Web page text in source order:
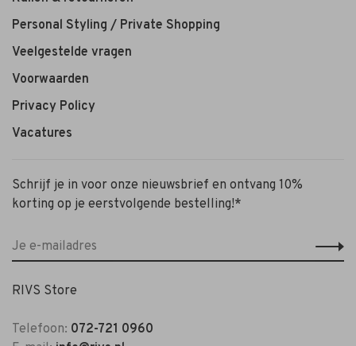
Personal Styling / Private Shopping
Veelgestelde vragen
Voorwaarden
Privacy Policy
Vacatures
Schrijf je in voor onze nieuwsbrief en ontvang 10%
korting op je eerstvolgende bestelling!*
RIVS Store
Telefoon: 072-721 0960